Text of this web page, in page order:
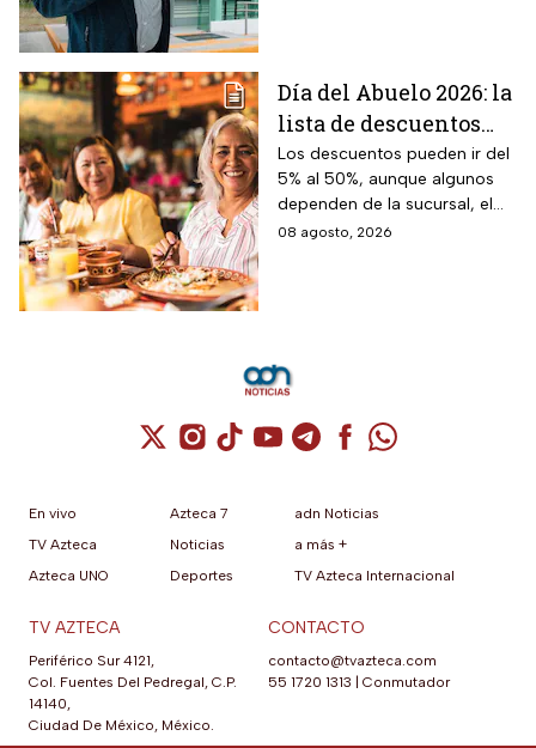
Día del Abuelo 2026: la
lista de descuentos
con tu credencial
INAPAM en
restaurantes,
transporte y tiendas
Los descuentos pueden ir del
5% al 50%, aunque algunos
dependen de la sucursal, el
servicio y los lugares
08 agosto, 2026
Cuenta de X / Twitter (se abre en una
Cuenta de Instagram (se abre en una
Cuenta de TikTok (se abre en
Cuenta de YouTube (se abre
Cuenta de Telegram (se
Cuenta de
Cuenta de
En vivo
TV Azteca
Azteca UNO
Azteca 7
Noticias
Deportes
adn Noticias
a más +
TV Azteca Internacional
TV AZTECA
Periférico Sur 4121,
Col. Fuentes Del Pedregal, C.P.
14140,
Ciudad De México, México.
CONTACTO
contacto@tvazteca.com
55 1720 1313
Conmutador